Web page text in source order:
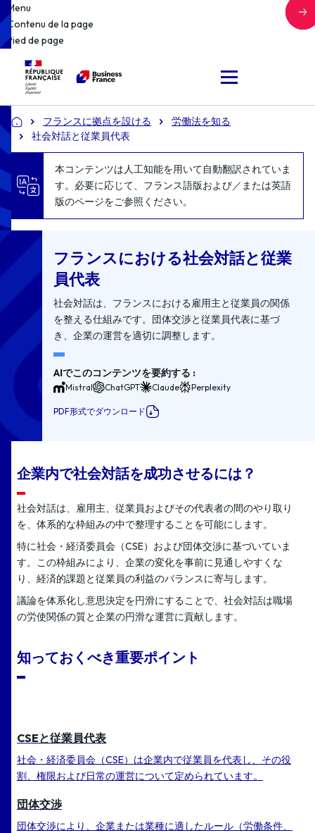
Menu
Contenu de la page
Pied de page
Accueil フランスに拠点を設ける
労働法を知る
社会対話と従業員代表
本コンテンツは人工知能を用いて自動翻訳されていま
す。必要に応じて、フランス語版および／または英語
版のページをご参照ください。
フランスにおける社会対話と従業
員代表
社会対話は、フランスにおける雇用主と従業員の関係
を整える仕組みです。団体交渉と従業員代表に基づ
き、企業の運営を適切に調整します。
AIでこのコンテンツを要約する :
Mistral ChatGPT Claude Perplexity
PDF形式でダウンロード
企業内で社会対話を成功させるには？
社会対話は、雇用主、従業員およびその代表者の間のやり取り
を、体系的な枠組みの中で整理することを可能にします。
特に社会・経済委員会（CSE）および団体交渉に基づいていま
す。この枠組みにより、企業の変化を事前に見通しやすくな
り、経済的課題と従業員の利益のバランスに寄与します。
議論を体系化し意思決定を円滑にすることで、社会対話は職場
の労使関係の質と企業の円滑な運営に貢献します。
知っておくべき重要ポイント
CSEと従業員代表
社会・経済委員会（CSE）は企業内で従業員を代表し、その役
割、権限および日常の運営について定められています。
団体交渉
団体交渉により、企業または業種に適したルール（労働条件、